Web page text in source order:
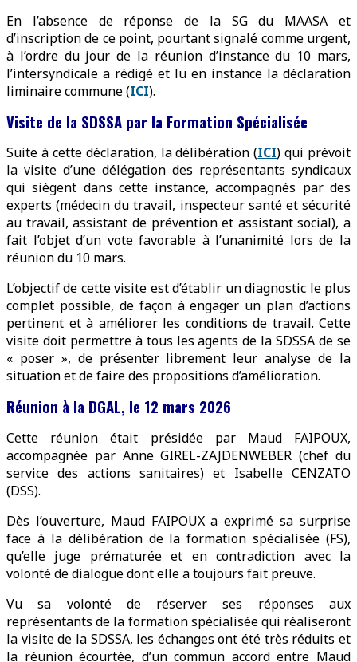
En l’absence de réponse de la SG du MAASA et
d’inscription de ce point, pourtant signalé comme urgent,
à l’ordre du jour de la réunion d’instance du 10 mars,
l’intersyndicale a rédigé et lu en instance la déclaration
liminaire commune (ICI).
Visite de la SDSSA par la Formation Spécialisée
Suite à cette déclaration, la délibération (ICI) qui prévoit
la visite d’une délégation des représentants syndicaux
qui siègent dans cette instance, accompagnés par des
experts (médecin du travail, inspecteur santé et sécurité
au travail, assistant de prévention et assistant social), a
fait l’objet d’un vote favorable à l’unanimité lors de la
réunion du 10 mars.
L’objectif de cette visite est d’établir un diagnostic le plus
complet possible, de façon à engager un plan d’actions
pertinent et à améliorer les conditions de travail. Cette
visite doit permettre à tous les agents de la SDSSA de se
« poser », de présenter librement leur analyse de la
situation et de faire des propositions d’amélioration.
Réunion à la DGAL, le 12 mars 2026
Cette réunion était présidée par Maud FAIPOUX,
accompagnée par Anne GIREL-ZAJDENWEBER (chef du
service des actions sanitaires) et Isabelle CENZATO
(DSS).
Dès l’ouverture, Maud FAIPOUX a exprimé sa surprise
face à la délibération de la formation spécialisée (FS),
qu’elle juge prématurée et en contradiction avec la
volonté de dialogue dont elle a toujours fait preuve.
Vu sa volonté de réserver ses réponses aux
représentants de la formation spécialisée qui réaliseront
la visite de la SDSSA, les échanges ont été très réduits et
la réunion écourtée, d’un commun accord entre Maud